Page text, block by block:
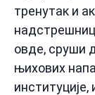
тренутак и
овде, сруши
њихових
институције,